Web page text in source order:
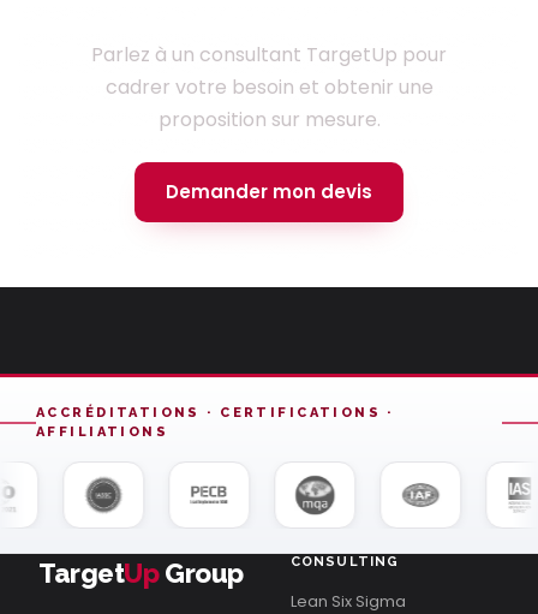
Parlez à un consultant TargetUp pour
cadrer votre besoin et obtenir une
proposition sur mesure.
Demander mon devis
ACCRÉDITATIONS · CERTIFICATIONS ·
AFFILIATIONS
TargetUpGroup CONSULTING
Lean Six Sigma